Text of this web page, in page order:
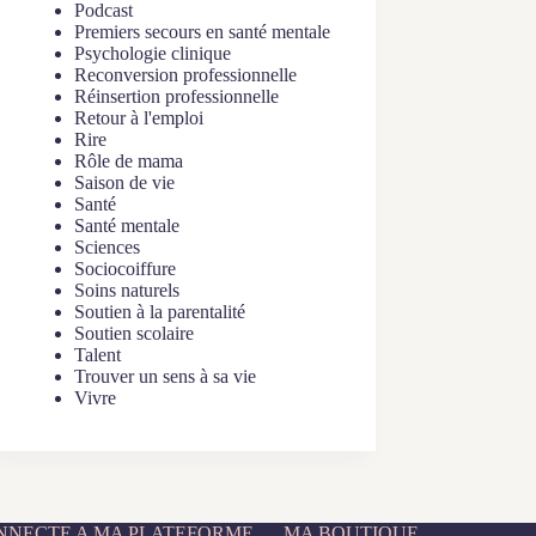
Podcast
Premiers secours en santé mentale
Psychologie clinique
Reconversion professionnelle
Réinsertion professionnelle
Retour à l'emploi
Rire
Rôle de mama
Saison de vie
Santé
Santé mentale
Sciences
Sociocoiffure
Soins naturels
Soutien à la parentalité
Soutien scolaire
Talent
Trouver un sens à sa vie
Vivre